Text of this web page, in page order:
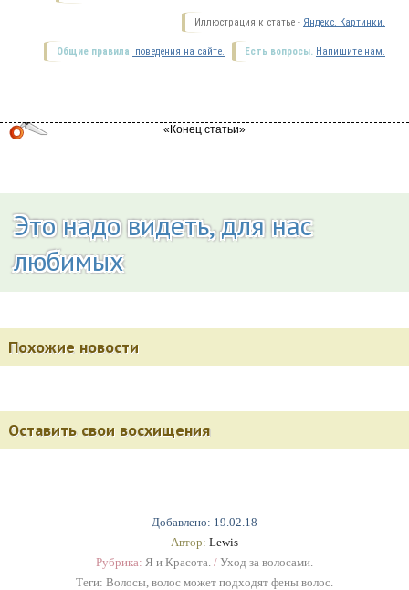
Добавлено: 19.02.18
Автор: Lewis
Рубрика: Я и Красота. / Уход за волосами.
Теги: Волосы, волос может подходят фены волос.
Иллюстрация к статье - Яндекс. Картинки.
Есть вопросы. Напишите нам.
Общие правила поведения на сайте.
Это надо видеть, для нас
любимых
Похожие новости
Оставить свои восхищения